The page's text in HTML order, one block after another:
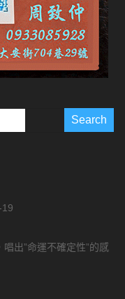
唱出”命運不確定性”的感